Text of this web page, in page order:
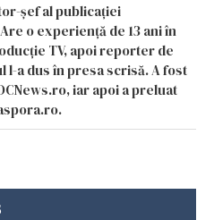
șef al publicației
o experiență de 13 ani în
TV, apoi reporter de
a dus în presa scrisă. A fost
iar apoi a preluat